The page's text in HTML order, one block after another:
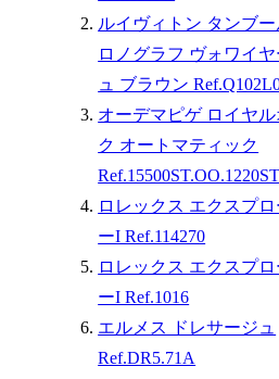
ルイヴィトン タンブー
ロノグラフ ヴォワイヤ
ュ ブラウン
オーデマピゲ ロイヤル
ク オートマティック
ロレックス エクスプロ
ーI Ref.114270
ロレックス エクスプロ
ーI Ref.1016
エルメス ドレサージュ
Ref.DR5.71A